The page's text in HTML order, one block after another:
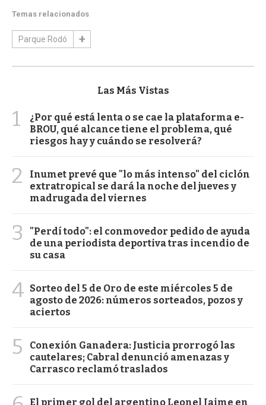
Temas relacionados
Parque Rodó
Las Más Vistas
1
¿Por qué está lenta o se cae la plataforma e-
BROU, qué alcance tiene el problema, qué
riesgos hay y cuándo se resolverá?
2
Inumet prevé que "lo más intenso" del ciclón
extratropical se dará la noche del jueves y
madrugada del viernes
3
"Perdí todo": el conmovedor pedido de ayuda
de una periodista deportiva tras incendio de
su casa
4 Sorteo del 5 de Oro de este miércoles 5 de
agosto de 2026: números sorteados, pozos y
aciertos
5
Conexión Ganadera: Justicia prorrogó las
cautelares; Cabral denunció amenazas y
Carrasco reclamó traslados
El primer gol del argentino Leonel Jaime en